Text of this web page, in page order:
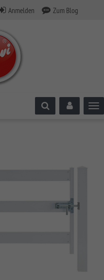
Anmelden Zum Blog